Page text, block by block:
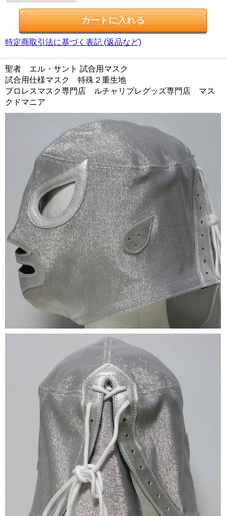
特定商取引法に基づく表記 (返品など)
聖者 エル・サント 試合用マスク
試合用仕様マスク 特殊２重生地
プロレスマスク専門店 ルチャリブレグッズ専門店 マス
クドマニア